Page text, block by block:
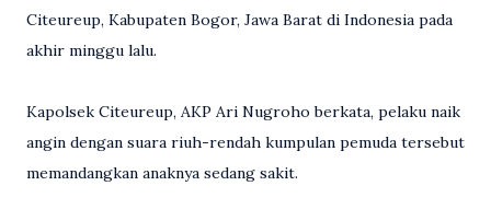
Citeureup, Kabupaten Bogor, Jawa Barat di Indonesia pada
akhir minggu lalu.
Kapolsek Citeureup, AKP Ari Nugroho berkata, pelaku naik
angin dengan suara riuh-rendah kumpulan pemuda tersebut
memandangkan anaknya sedang sakit.